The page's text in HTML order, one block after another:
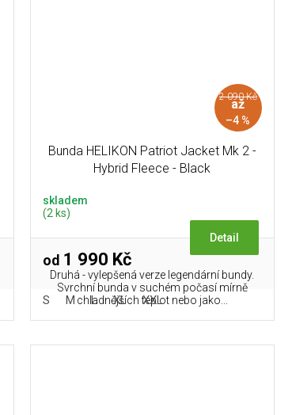
2 090 Kč
až
–4 %
Bunda HELIKON Patriot Jacket Mk 2 -
Hybrid Fleece - Black
skladem
(2 ks)
od1 990 Kč
Detail
Druhá - vylepšená verze legendární bundy.
Svrchní bunda v suchém počasí mírně
chladnějších teplot nebo jako...
S M L XL XXL